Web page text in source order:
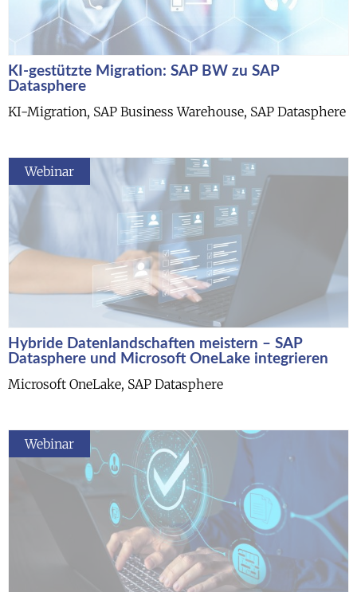
KI-gestützte Migration: SAP BW zu SAP
Datasphere​
KI-Migration, SAP Business Warehouse, SAP Datasphere
Webinar
Hybride Datenlandschaften meistern – SAP
Datasphere und Microsoft OneLake integrieren
Microsoft OneLake, SAP Datasphere
Webinar